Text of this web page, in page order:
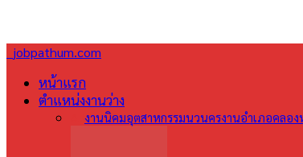
jobpathum.com
หน้าแรก
ตำแหน่งงานว่าง
งานนิคมอุตสาหกรรมนวนครงานอำเภอคลอง